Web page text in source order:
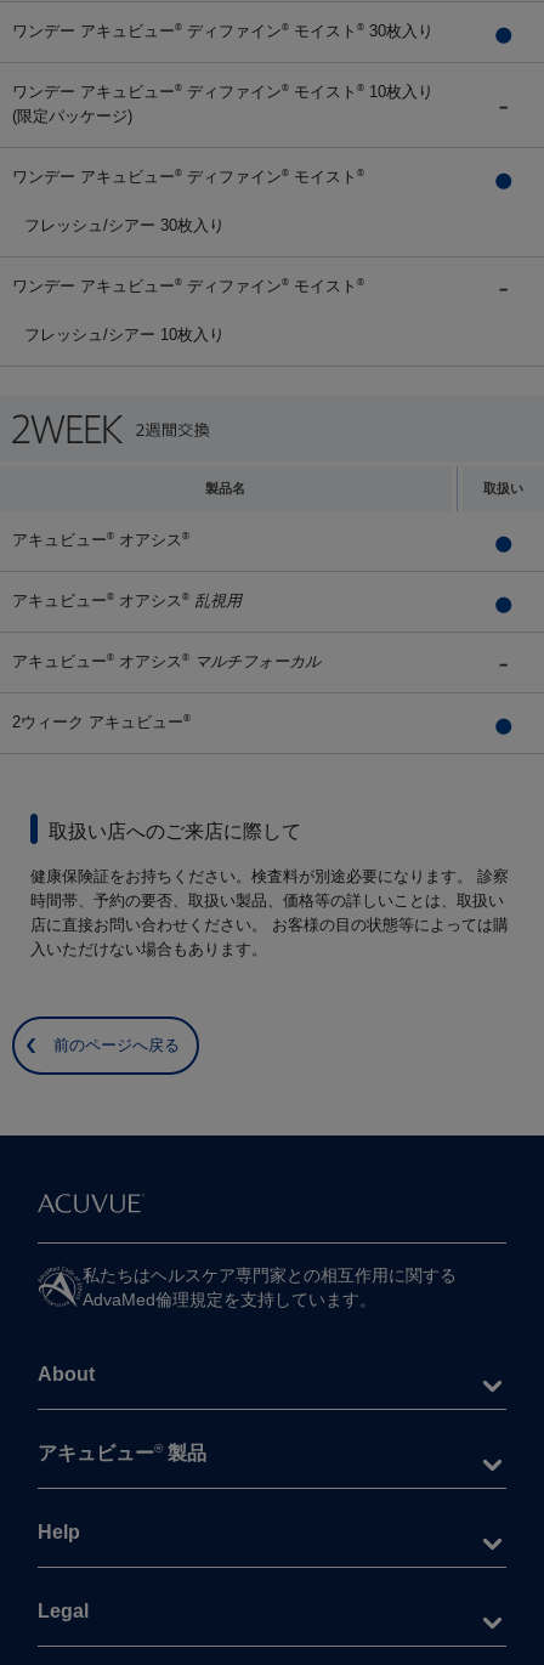
ワンデー アキュビュー® ディファイン® モイスト ® 30枚入り
ワンデー アキュビュー® ディファイン® モイスト ® 10枚入り
(限定パッケージ)
ワンデー アキュビュー® ディファイン® モイスト ®
フレッシュ/シアー 30枚入り
ワンデー アキュビュー® ディファイン® モイスト ®
フレッシュ/シアー 10枚入り
製品名 取扱い
アキュビュー® オアシス ®
アキュビュー® オアシス ® 乱視用
アキュビュー® オアシス ® マルチフォーカル
2ウィーク アキュビュー®
取扱い店へのご来店に際して
健康保険証をお持ちください。検査料が別途必要になります。 診察
時間帯、予約の要否、取扱い製品、価格等の詳しいことは、取扱い
店に直接お問い合わせください。 お客様の目の状態等によっては購
入いただけない場合もあります。
前のページへ戻る
私たちは​ヘルスケア専門家との​相互作用に​関する​
AdvaMed倫理規定を​支持しています。
About
アキュビュー® 製品
Help
Legal